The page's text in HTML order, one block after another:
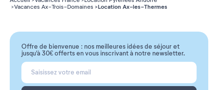
Vacances Ax-Trois-Domaines
Location Ax-les-Thermes
Offre de bienvenue : nos meilleures idées de séjour et
jusqu'à 30€ offerts en vous inscrivant à notre newsletter.